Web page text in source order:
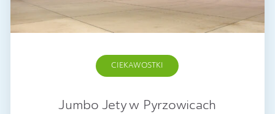
CIEKAWOSTKI
Jumbo Jety w Pyrzowicach